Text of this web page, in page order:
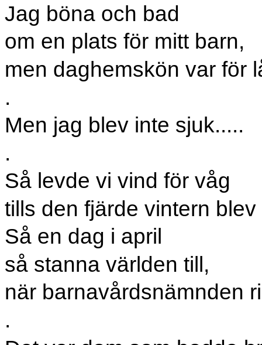
Jag böna och bad
om en plats för mitt barn,
men daghemskön var för
.
Men jag blev inte sjuk.....
.
Så levde vi vind för våg
tills den fjärde vintern blev
Så en dag i april
så stanna världen till,
när barnavårdsnämnden
.